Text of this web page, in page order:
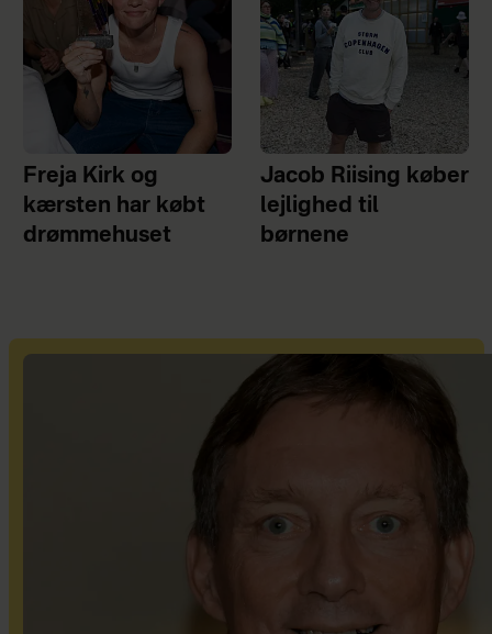
Freja Kirk og
kærsten har købt
drømmehuset
Jacob Riising køber
lejlighed til
børnene